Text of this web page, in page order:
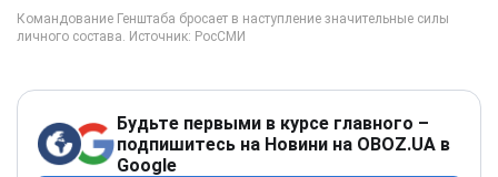
Будьте первыми в курсе главного –
подпишитесь на Новини на OBOZ.UA в
Google